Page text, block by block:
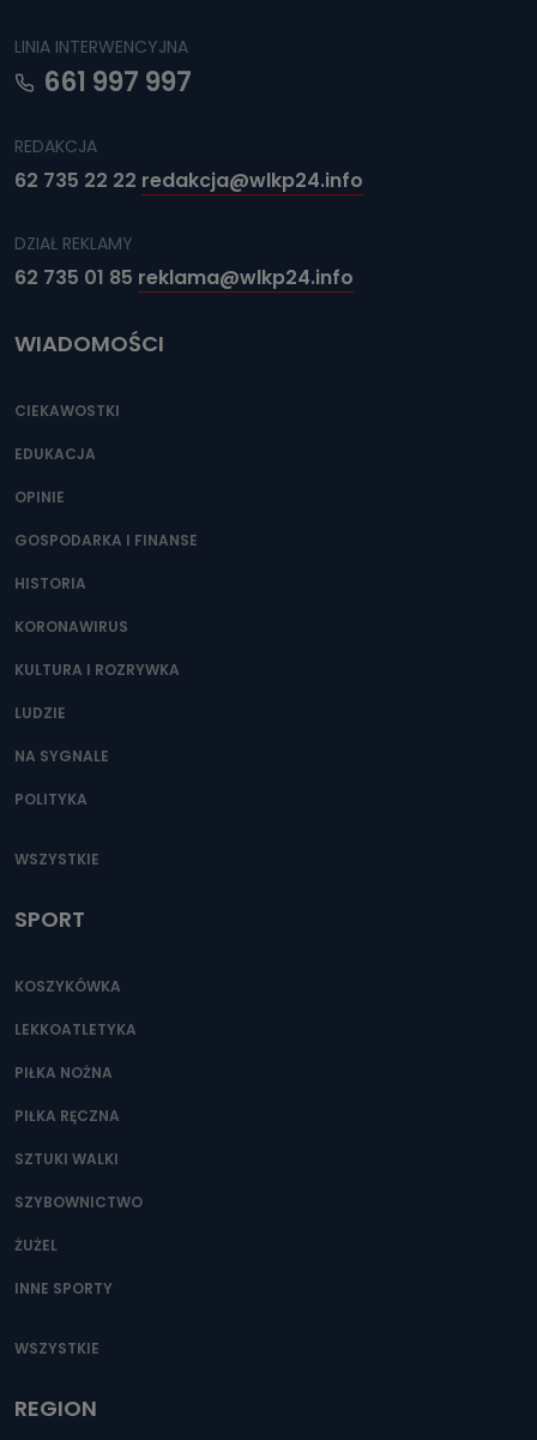
LINIA INTERWENCYJNA
661 997 997
REDAKCJA
62 735 22 22 redakcja@wlkp24.info
DZIAŁ REKLAMY
62 735 01 85 reklama@wlkp24.info
WIADOMOŚCI
CIEKAWOSTKI
EDUKACJA
OPINIE
GOSPODARKA I FINANSE
HISTORIA
KORONAWIRUS
KULTURA I ROZRYWKA
LUDZIE
NA SYGNALE
POLITYKA
WSZYSTKIE
SPORT
KOSZYKÓWKA
LEKKOATLETYKA
PIŁKA NOŻNA
PIŁKA RĘCZNA
SZTUKI WALKI
SZYBOWNICTWO
ŻUŻEL
INNE SPORTY
WSZYSTKIE
REGION